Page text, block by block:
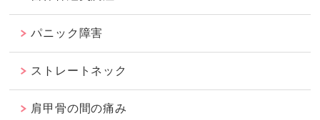
パニック障害
ストレートネック
肩甲骨の間の痛み